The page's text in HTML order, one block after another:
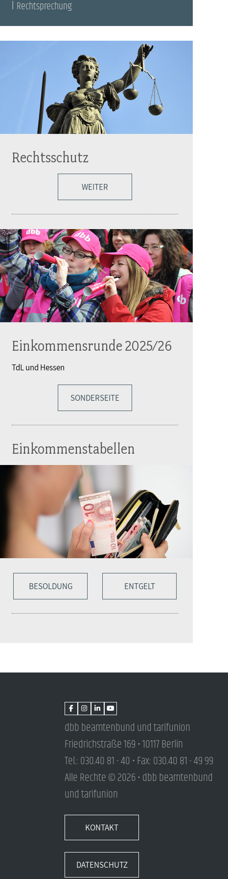
Rechtsprechung
Rechtsschutz
WEITER
Einkommensrunde 2025/26
TdL und Hessen
SONDERSEITE
Einkommenstabellen
BESOLDUNG ENTGELT
dbb beamtenbund und tarifunion
Friedrichstraße 169 • 10117 Berlin
Tel.: 030.40 81 - 40 • Fax: 030.40 81 - 49 99
Alle Rechte © 2026 • dbb beamtenbund
und tarifunion
KONTAKT
DATENSCHUTZ